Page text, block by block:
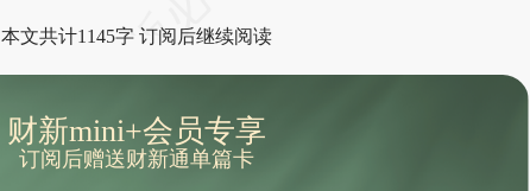
本文共计1145字 订阅后继续阅读
财新mini+会员专享
订阅后赠送财新通单篇卡